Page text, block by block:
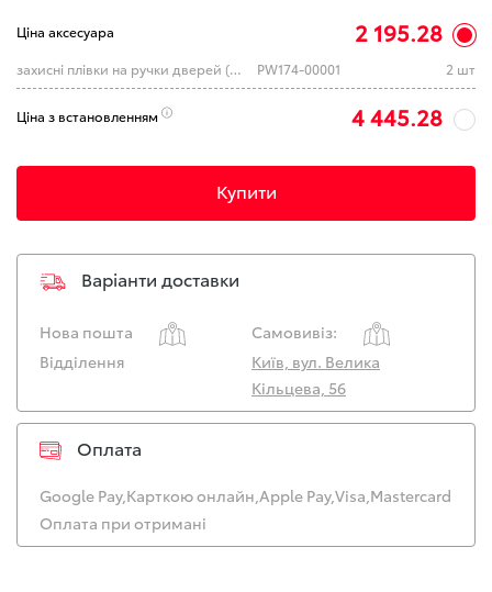
Ціна аксесуара 2 195.28
захисні плівки на ручки дверей (к-кт 2 шт.) (TOYOTA) PW174-00001 2 шт
Ціна з встановленням 4 445.28
Купити
Варіанти доставки
Нова пошта
Самовивіз:
Відділення
Київ, вул. Велика
Кільцева, 56
Оплата
Google Pay,Карткою онлайн,Apple Pay,Visa,Mastercard
Оплата при отримані